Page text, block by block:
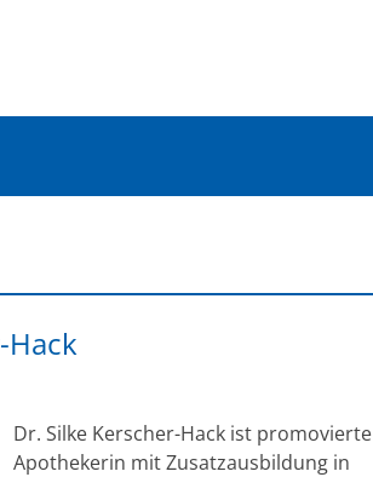
Hack
Dr. Silke Kerscher-Hack ist promovierte
Apothekerin mit Zusatzausbildung in